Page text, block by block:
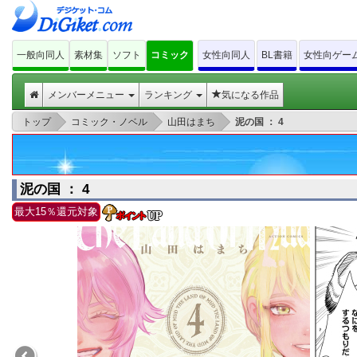
一般向同人 素材集 ソフト コミック 女性向同人 BL書籍 女性向ゲー
メンバーメニュー ランキング 気になる作品
トップ > コミック・ノベル > 山田はまち > 泥の国 ： 4
泥の国 ： 4
最大15％還元対象